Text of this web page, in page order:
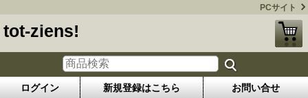
PCサイト
tot-ziens!
ログイン 新規登録はこちら お問い合せ